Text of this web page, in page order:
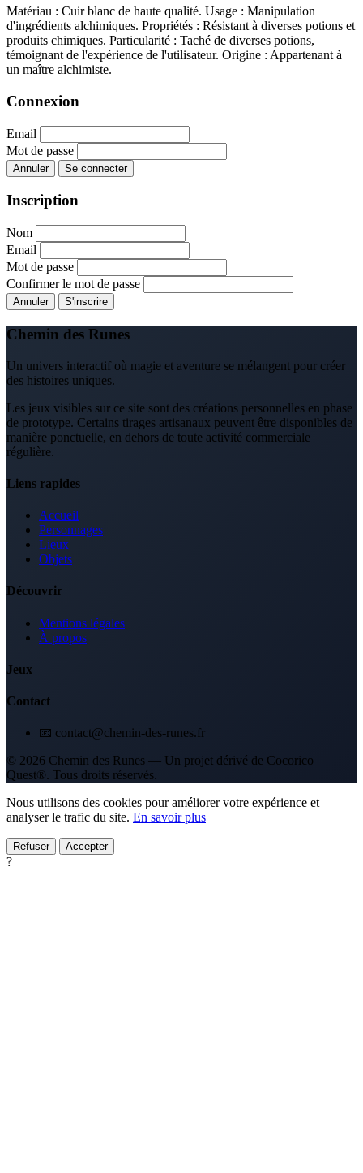
Matériau : Cuir blanc de haute qualité. Usage : Manipulation
d'ingrédients alchimiques. Propriétés : Résistant à diverses potions et
produits chimiques. Particularité : Taché de diverses potions,
témoignant de l'expérience de l'utilisateur. Origine : Appartenant à
un maître alchimiste.
Connexion
Email
Mot de passe
Annuler Se connecter
Inscription
Nom
Email
Mot de passe
Confirmer le mot de passe
Annuler S'inscrire
Chemin des Runes
Un univers interactif où magie et aventure se mélangent pour créer
des histoires uniques.
Les jeux visibles sur ce site sont des créations personnelles en phase
de prototype. Certains tirages artisanaux peuvent être disponibles de
manière ponctuelle, en dehors de toute activité commerciale
régulière.
Liens rapides
Accueil
Personnages
Lieux
Objets
Découvrir
Mentions légales
À propos
Jeux
Contact
📧 contact@chemin-des-runes.fr
© 2026 Chemin des Runes — Un projet dérivé de Cocorico
Quest®. Tous droits réservés.
Nous utilisons des cookies pour améliorer votre expérience et
analyser le trafic du site. En savoir plus
Refuser Accepter
?